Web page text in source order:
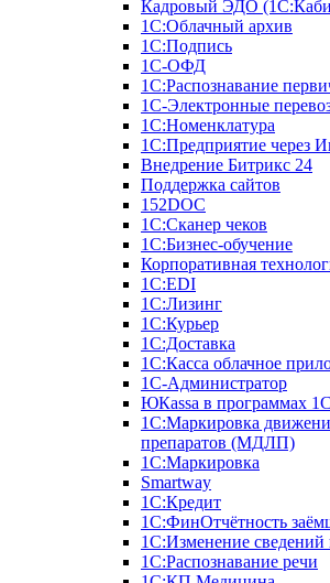
Кадровый ЭДО
1С:Облачный архив
1С:Подпись
1С-ОФД
1С:Распознавание
1С-Электронные
1С:Номенклатура
1С:Предприятие через
Внедрение Битрикс 24
Поддержка сайтов
152DOC
1С:Сканер чеков
1С:Бизнес-обучение
Корпоративная
1С:ЕDI
1С:Лизинг
1С:Курьер
1С:Доставка
1С:Касса облачное
1С-Администратор
ЮКаssа в программах 1С
1С:Маркировка
препаратов (МДЛП)
1С:Маркировка
Smartway
1С:Кредит
1С:ФинОтчётность
1С:Изменение
1С:Распознавание речи